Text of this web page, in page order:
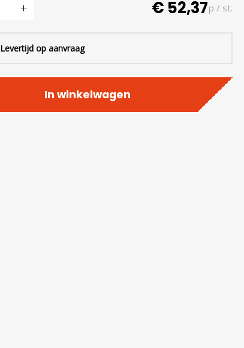
€ 52,37p / st.
Levertijd op aanvraag
In winkelwagen